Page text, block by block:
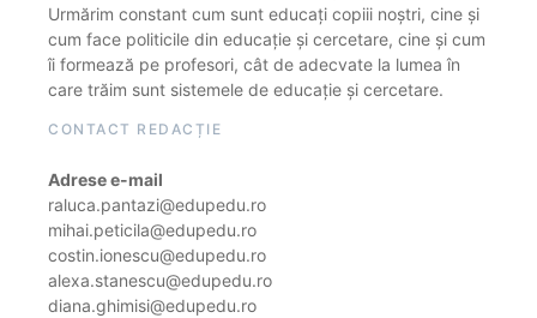
Urmărim constant cum sunt educați copiii noștri, cine și
cum face politicile din educație și cercetare, cine și cum
îi formează pe profesori, cât de adecvate la lumea în
care trăim sunt sistemele de educație și cercetare.
CONTACT REDACȚIE
Adrese e-mail
raluca.pantazi@edupedu.ro
mihai.peticila@edupedu.ro
costin.ionescu@edupedu.ro
alexa.stanescu@edupedu.ro
diana.ghimisi@edupedu.ro